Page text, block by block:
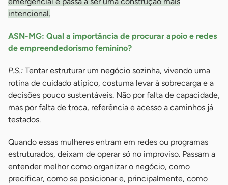
intencional.
ASN-MG: Qual a importância de procurar apoio e redes
de empreendedorismo feminino?
P.S.: Tentar estruturar um negócio sozinha, vivendo uma
rotina de cuidado atípico, costuma levar à sobrecarga e a
decisões pouco sustentáveis. Não por falta de capacidade,
mas por falta de troca, referência e acesso a caminhos já
testados.
Quando essas mulheres entram em redes ou programas
estruturados, deixam de operar só no improviso. Passam a
entender melhor como organizar o negócio, como
precificar, como se posicionar e, principalmente, como